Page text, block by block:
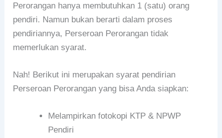
Perorangan hanya membutuhkan 1 (satu) orang
pendiri. Namun bukan berarti dalam proses
pendiriannya, Perseroan Perorangan tidak
memerlukan syarat.
Nah! Berikut ini merupakan syarat pendirian
Perseroan Perorangan yang bisa Anda siapkan:
Melampirkan fotokopi KTP & NPWP
Pendiri